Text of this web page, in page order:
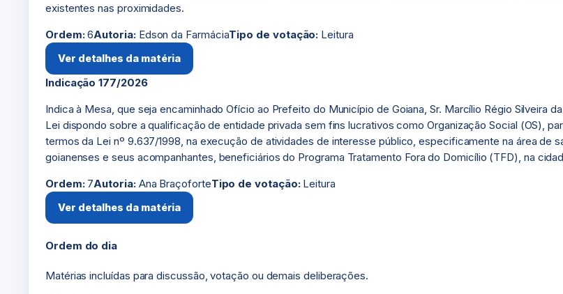
existentes nas proximidades.
Ordem:6Autoria:Edson da FarmáciaTipo de votação: Leitura
Ver detalhes da matéria
Indicação 177/2026
Indica à Mesa, que seja encaminhado Ofício ao Prefeito do Município de Goiana, Sr. Marcílio Régio Silveira
Lei dispondo sobre a qualificação de entidade privada sem fins lucrativos como Organização Social (OS),
termos da Lei nº 9.637/1998, na execução de atividades de interesse público, especificamente na área de
goianenses e seus acompanhantes, beneficiários do Programa Tratamento Fora do Domicílio (TFD), na
Ordem:7Autoria:Ana BraçoforteTipo de votação:Leitura
Ver detalhes da matéria
Ordem do dia
Matérias incluídas para discussão, votação ou demais deliberações.